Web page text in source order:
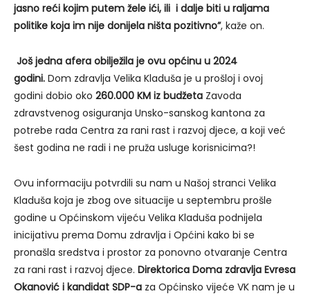
jasno reći kojim putem žele ići, ili i dalje biti u raljama
politike koja im nije donijela ništa pozitivno”, kaže on.
Još jedna afera obilježila je ovu općinu u 2024
godini. Dom zdravlja Velika Kladuša je u prošloj i ovoj
godini dobio oko 260.000 KM iz budžeta Zavoda
zdravstvenog osiguranja Unsko-sanskog kantona za
potrebe rada Centra za rani rast i razvoj djece, a koji već
šest godina ne radi i ne pruža usluge korisnicima?!
Ovu informaciju potvrdili su nam u Našoj stranci Velika
Kladuša koja je zbog ove situacije u septembru prošle
godine u Općinskom vijeću Velika Kladuša podnijela
inicijativu prema Domu zdravlja i Općini kako bi se
pronašla sredstva i prostor za ponovno otvaranje Centra
za rani rast i razvoj djece. Direktorica Doma zdravlja Evresa
Okanović i kandidat SDP-a za Općinsko vijeće VK nam je u